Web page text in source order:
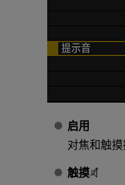
启用
对焦和触
触摸